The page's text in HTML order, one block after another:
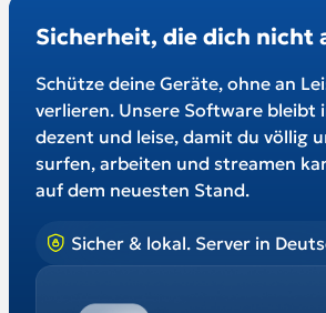
Sicherheit, die dich nicht
Schütze deine Geräte, ohne an
verlieren. Unsere Software bleibt
dezent und leise, damit du völlig
surfen, arbeiten und streamen
auf dem neuesten Stand.
Sicher & lokal. Server in